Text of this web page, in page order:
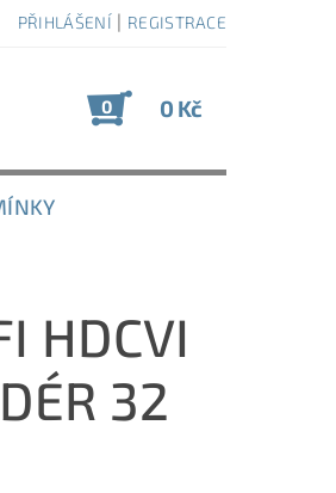
PŘIHLÁŠENÍ | REGISTRACE
0 0 Kč
HDCVI
32